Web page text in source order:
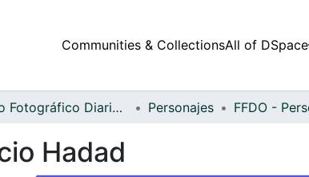
Communities & CollectionsAll of DSpace
Fondo Fotográfico Diario Occidente Personajes
Hadad